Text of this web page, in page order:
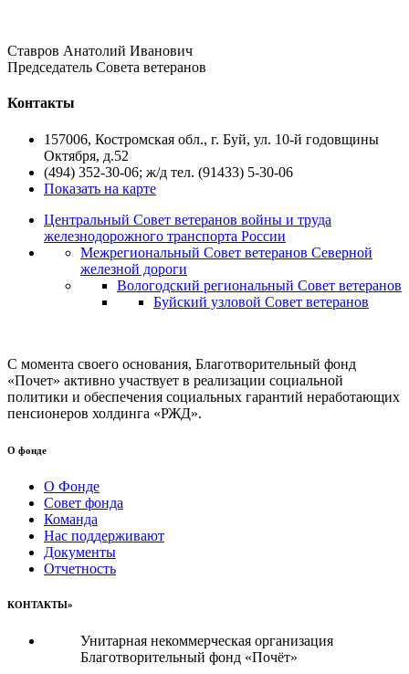
Ставров Анатолий Иванович
Председатель Совета ветеранов
Контакты
157006, Костромская обл., г. Буй, ул. 10-й годовщины
Октября, д.52
(494) 352-30-06; ж/д тел. (91433) 5-30-06
Показать на карте
Центральный Совет ветеранов войны и труда
железнодорожного транспорта России
Межрегиональный Совет ветеранов Северной
железной дороги
Вологодский региональный Совет ветеранов
Буйский узловой Совет ветеранов
С момента своего основания, Благотворительный фонд
«Почет» активно участвует в реализации социальной
политики и обеспечения социальных гарантий неработающих
пенсионеров холдинга «РЖД».
О фонде
О Фонде
Совет фонда
Команда
Нас поддерживают
Документы
Отчетность
КОНТАКТЫ»
Унитарная некоммерческая организация
Благотворительный фонд «Почёт»